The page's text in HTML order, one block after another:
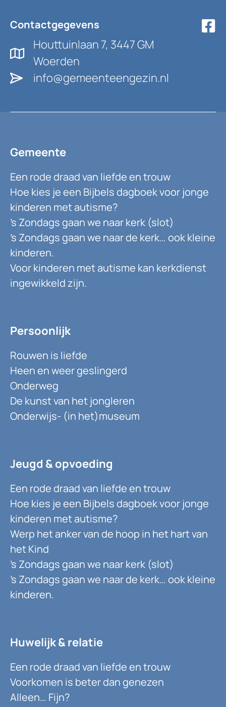
Contactgegevens
Houttuinlaan 7, 3447 GM
Woerden
info@gemeenteengezin.nl
Gemeente
Een rode draad van liefde en trouw
Hoe kies je een Bijbels dagboek voor jonge
kinderen met autisme?
’s Zondags gaan we naar kerk (slot)
’s Zondags gaan we naar de kerk… ook kleine
kinderen.
Voor kinderen met autisme kan kerkdienst
ingewikkeld zijn.
Persoonlijk
Rouwen is liefde
Heen en weer geslingerd
Onderweg
De kunst van het jongleren
Onderwijs- (in het)museum
Jeugd & opvoeding
Een rode draad van liefde en trouw
Hoe kies je een Bijbels dagboek voor jonge
kinderen met autisme?
Werp het anker van de hoop in het hart van
het Kind
’s Zondags gaan we naar kerk (slot)
’s Zondags gaan we naar de kerk… ook kleine
kinderen.
Huwelijk & relatie
Een rode draad van liefde en trouw
Voorkomen is beter dan genezen
Alleen… Fijn?